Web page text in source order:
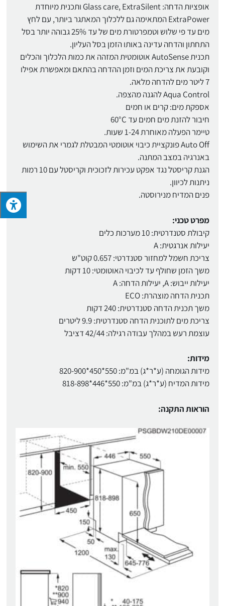
אופציות הדחה: Glass care, ExtraSilent ותכנית מיוחדת
ExtraPower המתאימה גם ללכלוך המאתגר ביותר, עם לחץ
מים עד פי שלוש וטמפרטורת מים של עד 25% גבוהה יותר בסל
התחתון והדחה עדינה באותו הזמן בסל העליון.
תכנית AutoSense אוטומטית המזהה את כמות הלכלוך והכלים
וקובעת את צריכת המים וזמן ההדחה בהתאם ומאפשרת אפילו
7 ליטר מים להדחה מלאה.
Aqua Control להגנה מהצפה.
אספקת מים: קרים או חמים
חיבור להזנת מים חמים עד 60°C
טיימר הפעלה מאוחרת 1-24 שעות.
Auto Off פונקציית כיבוי אוטומטי המבטלת לגמרי את השימוש
באנרגיה במצב המתנה.
הגנת קריסטל נגד אפקט עכירות לזכוכית וקריסטל עם 10 רמות
ניתנות לכיוון.
פנים המדיח מנירוסטה.
מפרט טכני:
קיבולת סטנדרטית: 10 מערכות כלים
יעילות אנרגטית: A
צריכת חשמל למחזור סטנדרטי: 0.657 קוט"ש
משך הזמן שחולף עד לכיבוי האוטומטי: 10 דקות
יעילות ייבוש: A, יעילות הדחה: A
תכנית הדחה מוצהרת: ECO
משך תכנית הדחה סטנדרטית: 240 דקות
צריכת מים לתוכנית הדחה סטנדרטית: 9.9 ליטרים
עוצמת רעש במהלך עבודה רגילה: 42/44 דציבל
מידות:
מידות הגומחה (ע*ר*ג) במ"מ: 550*450*820-900
מידות המדיח (ע*ר*ג) במ"מ: 550*446*818-898
הוראות התקנה: